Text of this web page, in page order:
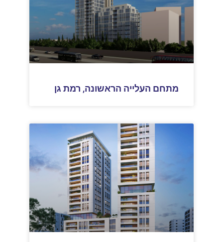
מתחם העלייה הראשונה, רמת גן